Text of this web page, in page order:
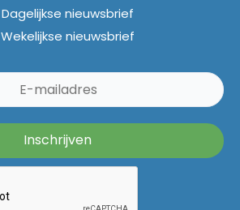
Dagelijkse nieuwsbrief
Wekelijkse nieuwsbrief